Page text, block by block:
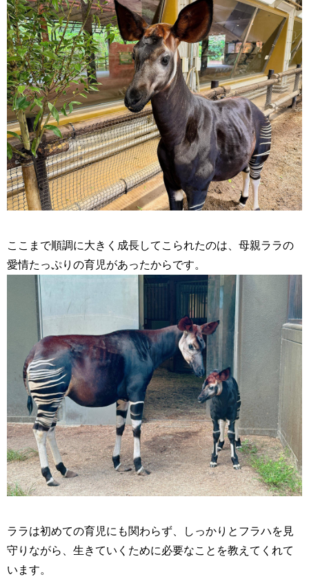
ここまで順調に大きく成長してこられたのは、母親ララの
愛情たっぷりの育児があったからです。
ララは初めての育児にも関わらず、しっかりとフラハを見
守りながら、生きていくために必要なことを教えてくれて
います。